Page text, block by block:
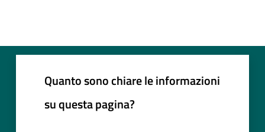
Quanto sono chiare le informazioni
su questa pagina?